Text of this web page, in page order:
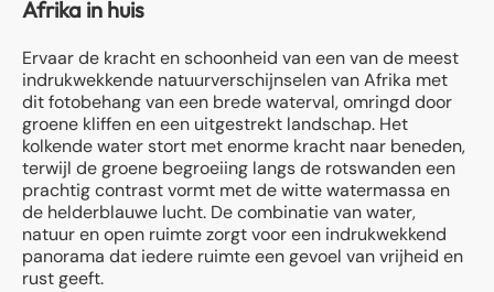
Afrika in huis
Ervaar de kracht en schoonheid van een van de meest
indrukwekkende natuurverschijnselen van Afrika met
dit fotobehang van een brede waterval, omringd door
groene kliffen en een uitgestrekt landschap. Het
kolkende water stort met enorme kracht naar beneden,
terwijl de groene begroeiing langs de rotswanden een
prachtig contrast vormt met de witte watermassa en
de helderblauwe lucht. De combinatie van water,
natuur en open ruimte zorgt voor een indrukwekkend
panorama dat iedere ruimte een gevoel van vrijheid en
rust geeft.